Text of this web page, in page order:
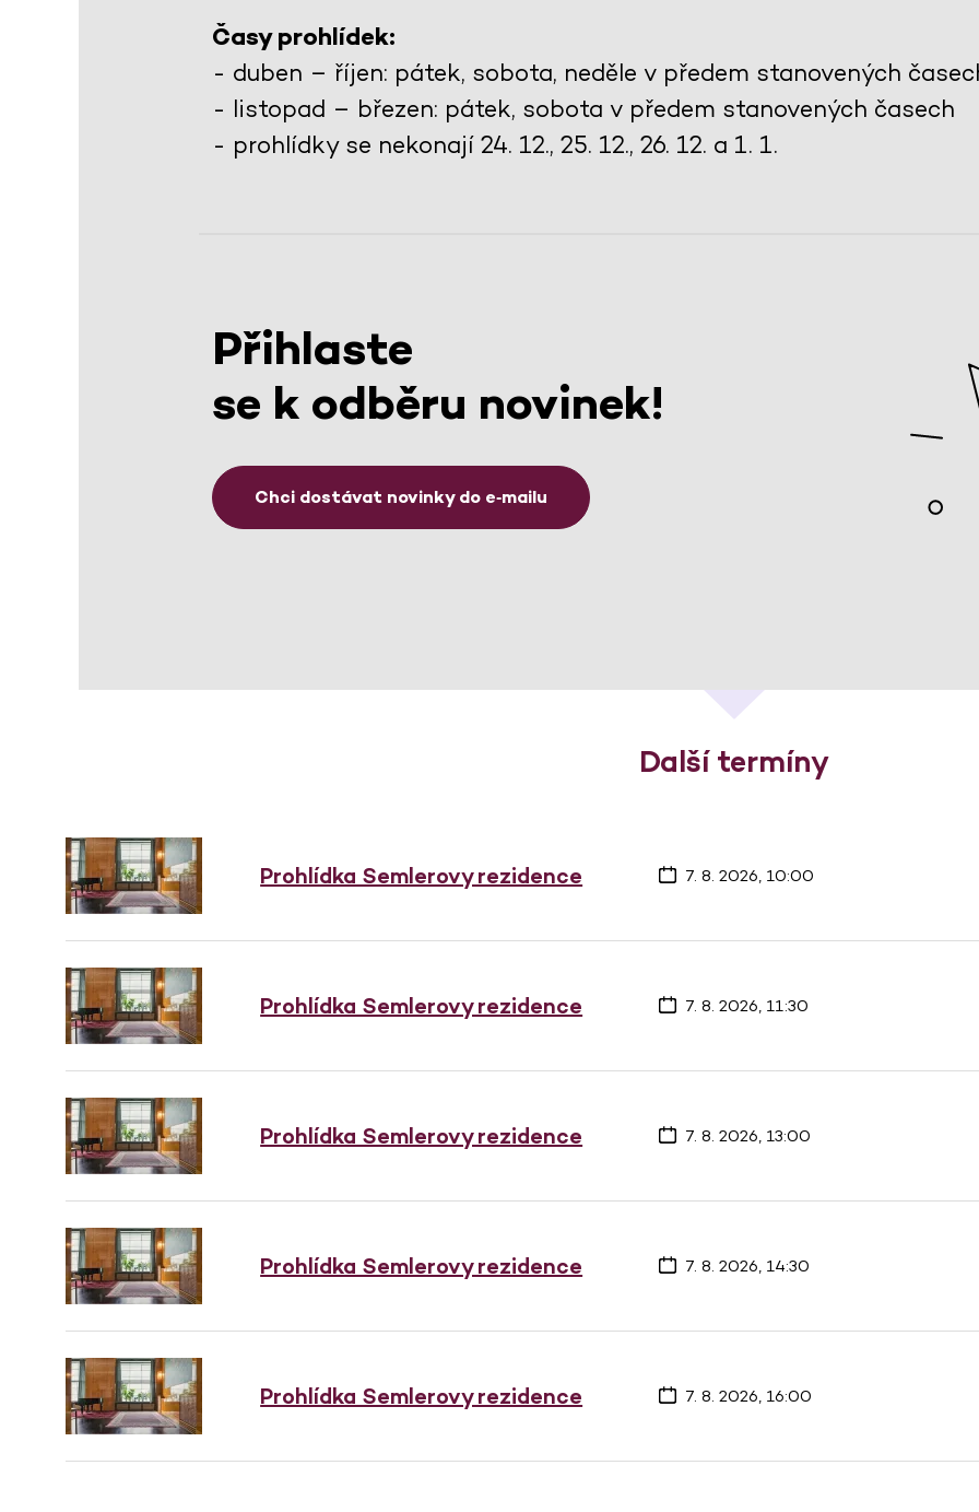
Časy prohlídek:
- duben – říjen: pátek, sobota, neděle v předem stanovených
- listopad – březen: pátek, sobota v předem stanovených časech
- prohlídky se nekonají 24. 12., 25. 12., 26. 12. a 1. 1.
Přihlaste
se k odběru novinek!
Chci dostávat novinky do e‑mailu
Další termíny
Prohlídka Semlerovy rezidence 7. 8. 2026, 10:00
Prohlídka Semlerovy rezidence 7. 8. 2026, 11:30
Prohlídka Semlerovy rezidence 7. 8. 2026, 13:00
Prohlídka Semlerovy rezidence 7. 8. 2026, 14:30
Prohlídka Semlerovy rezidence 7. 8. 2026, 16:00